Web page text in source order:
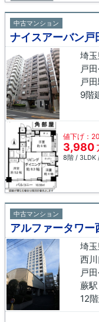
中古マンション
ナイスアーバン戸
埼
戸
戸
9階
値下げ：
3,980
8階 / 3LDK
中古マンション
アルファータワー
埼
西
戸
蕨
12